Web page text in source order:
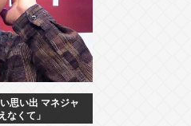
思い出 マネジャ
なくて」